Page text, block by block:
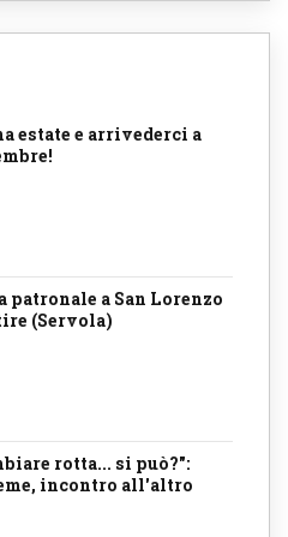
estate e arrivederci a
patronale a San Lorenzo
(Servola)
rotta... si può?":
incontro all'altro